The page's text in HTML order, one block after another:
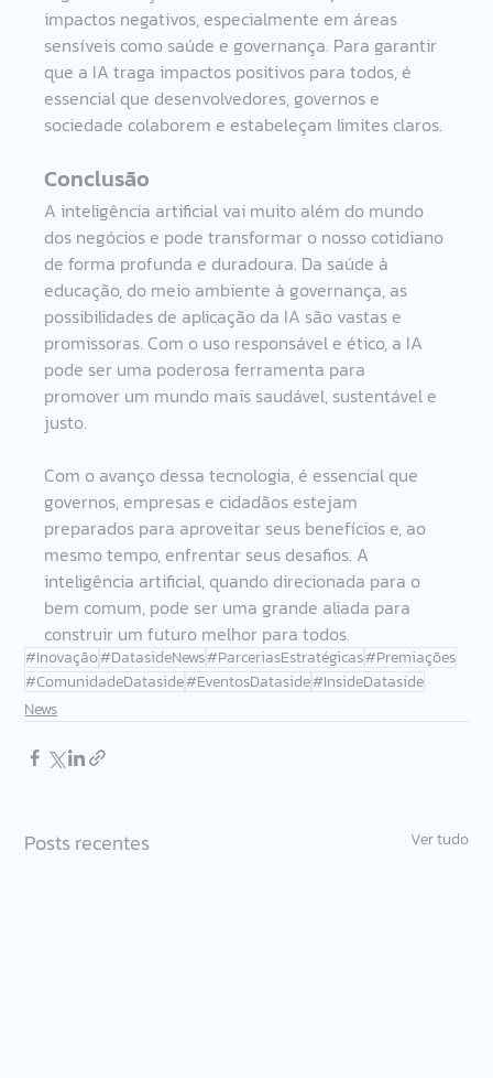
impactos negativos, especialmente em áreas
sensíveis como saúde e governança. Para garantir
que a IA traga impactos positivos para todos, é
essencial que desenvolvedores, governos e
sociedade colaborem e estabeleçam limites claros.
Conclusão
A inteligência artificial vai muito além do mundo
dos negócios e pode transformar o nosso cotidiano
de forma profunda e duradoura. Da saúde à
educação, do meio ambiente à governança, as
possibilidades de aplicação da IA são vastas e
promissoras. Com o uso responsável e ético, a IA
pode ser uma poderosa ferramenta para
promover um mundo mais saudável, sustentável e
justo.
Com o avanço dessa tecnologia, é essencial que
governos, empresas e cidadãos estejam
preparados para aproveitar seus benefícios e, ao
mesmo tempo, enfrentar seus desafios. A
inteligência artificial, quando direcionada para o
bem comum, pode ser uma grande aliada para
construir um futuro melhor para todos.
#Inovação#DatasideNews#ParceriasEstratégicas#Premiações
#ComunidadeDataside#EventosDataside#InsideDataside
News
Posts recentes Ver tudo